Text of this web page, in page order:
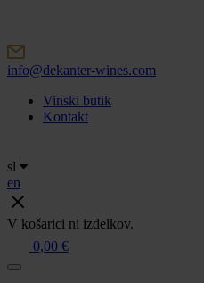
content
info@dekanter-wines.com
Vinski butik
Kontakt
sl
en
V košarici ni izdelkov.
0,00 €